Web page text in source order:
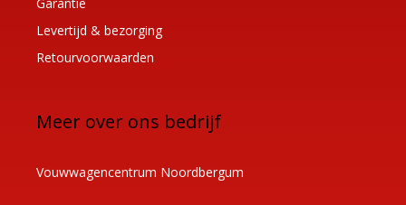
Levertijd & bezorging
Retourvoorwaarden
Meer over ons bedrijf
Vouwwagencentrum Noordbergum